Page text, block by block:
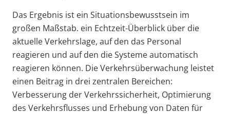
Das Ergebnis ist ein Situationsbewusstsein im
großen Maßstab. ein Echtzeit-Überblick über die
aktuelle Verkehrslage, auf den das Personal
reagieren und auf den die Systeme automatisch
reagieren können. Die Verkehrsüberwachung leistet
einen Beitrag in drei zentralen Bereichen:
Verbesserung der Verkehrssicherheit, Optimierung
des Verkehrsflusses und Erhebung von Daten für